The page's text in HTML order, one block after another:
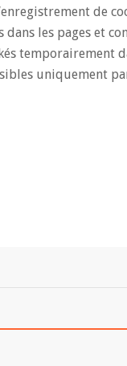
de
les pages et
temporairement
uniquement